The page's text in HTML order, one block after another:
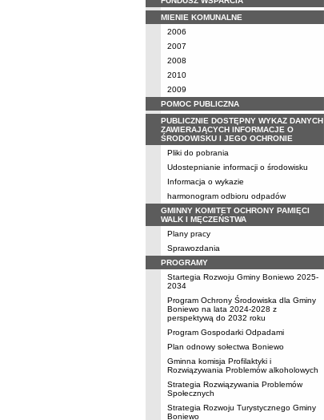
MIENIE KOMUNALNE
2006
2007
2008
2010
2009
POMOC PUBLICZNA
PUBLICZNIE DOSTĘPNY WYKAZ DANYCH
ZAWIERAJĄCYCH INFORMACJE O
ŚRODOWISKU I JEGO OCHRONIE
Pliki do pobrania
Udostepnianie informacji o środowisku
Informacja o wykazie
harmonogram odbioru odpadów
GMINNY KOMITET OCHRONY PAMIĘCI
WALK I MĘCZEŃSTWA
Plany pracy
Sprawozdania
PROGRAMY
Startegia Rozwoju Gminy Boniewo 2025-
2034
Program Ochrony Środowiska dla Gminy
Boniewo na lata 2024-2028 z
perspektywą do 2032 roku
Program Gospodarki Odpadami
Plan odnowy sołectwa Boniewo
Gminna komisja Profilaktyki i
Rozwiązywania Problemów alkoholowych
Strategia Rozwiązywania Problemów
Społecznych
Strategia Rozwoju Turystycznego Gminy
Boniewo